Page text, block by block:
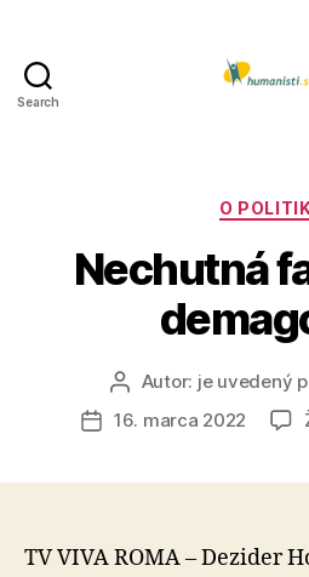
Search
O
Nechutná
Autor
článku
Autor: je uvedený
Dátum
16. marca 2022
TV VIVA ROMA – Dezider